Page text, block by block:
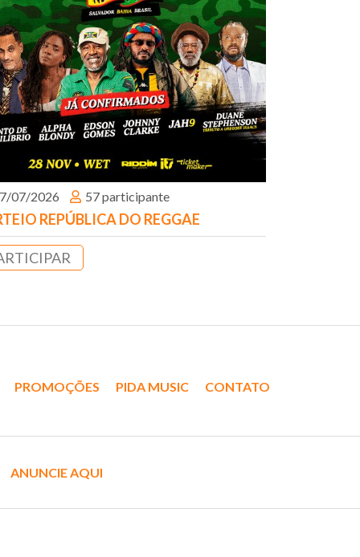
07/2026 57 participante
REPÚBLICA DO REGGAE
PROMOÇÕES PIDA MUSIC CONTATO
ANUNCIE AQUI